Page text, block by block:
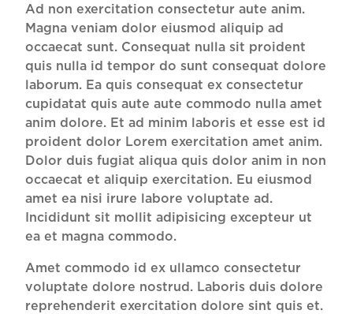
Ad non exercitation consectetur aute anim.
Magna veniam dolor eiusmod aliquip ad
occaecat sunt. Consequat nulla sit proident
quis nulla id tempor do sunt consequat dolore
laborum. Ea quis consequat ex consectetur
cupidatat quis aute aute commodo nulla amet
anim dolore. Et ad minim laboris et esse est id
proident dolor Lorem exercitation amet anim.
Dolor duis fugiat aliqua quis dolor anim in non
occaecat et aliquip exercitation. Eu eiusmod
amet ea nisi irure labore voluptate ad.
Incididunt sit mollit adipisicing excepteur ut
ea et magna commodo.
Amet commodo id ex ullamco consectetur
voluptate dolore nostrud. Laboris duis dolore
reprehenderit exercitation dolore sint quis et.